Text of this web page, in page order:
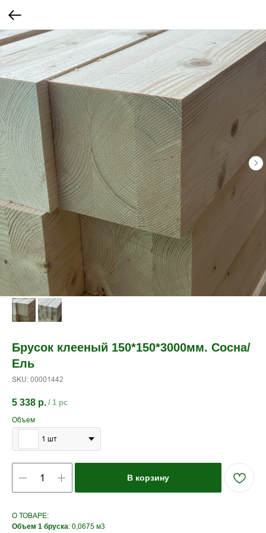
Брусок клееный 150*150*3000мм. Сосна/
Ель
SKU: 00001442
5 338 р. / 1 pc
Объем
1 шт
В корзину
О ТОВАРЕ:
Объем 1 бруска: 0,0675 м3